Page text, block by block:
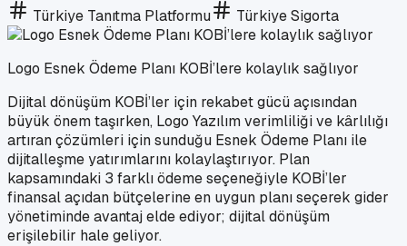
Türkiye Tanıtma Platformu Türkiye Sigorta
Logo Esnek Ödeme Planı KOBİ’lere kolaylık sağlıyor
Dijital dönüşüm KOBİ’ler için rekabet gücü açısından
büyük önem taşırken, Logo Yazılım verimliliği ve kârlılığı
artıran çözümleri için sunduğu Esnek Ödeme Planı ile
dijitalleşme yatırımlarını kolaylaştırıyor. Plan
kapsamındaki 3 farklı ödeme seçeneğiyle KOBİ’ler
finansal açıdan bütçelerine en uygun planı seçerek gider
yönetiminde avantaj elde ediyor; dijital dönüşüm
erişilebilir hale geliyor.